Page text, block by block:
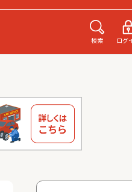
検索 ログ